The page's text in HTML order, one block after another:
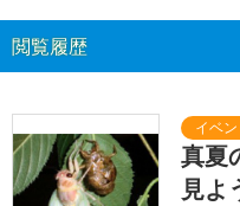
閲覧履歴
真夏
見よ